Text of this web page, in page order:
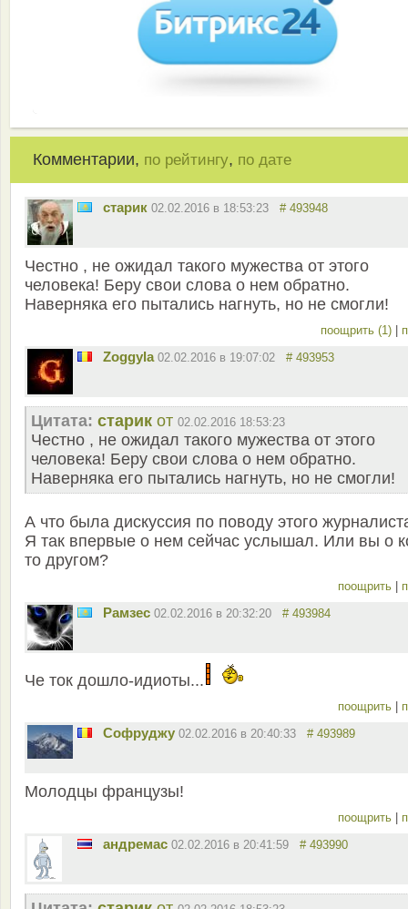
Комментарии, по рейтингу, по дате
старик 02.02.2016 в 18:53:23 # 493948
Честно , не ожидал такого мужества от этого
человека! Беру свои слова о нем обратно.
Наверняка его пытались нагнуть, но не смогли!
поощрить (1)
Zoggyla 02.02.2016 в 19:07:02 # 493953
Цитата: старик от 02.02.2016 18:53:23
Честно , не ожидал такого мужества от этого
человека! Беру свои слова о нем обратно.
Наверняка его пытались нагнуть, но не смогли!
А что была дискуссия по поводу этого
Я так впервые о нем сейчас услышал. Или вы о
то другом?
поощрить
Рамзес 02.02.2016 в 20:32:20 # 493984
Че ток дошло-идиоты...
поощрить
Софруджу 02.02.2016 в 20:40:33 # 493989
Молодцы французы!
поощрить
андремас 02.02.2016 в 20:41:59 # 493990